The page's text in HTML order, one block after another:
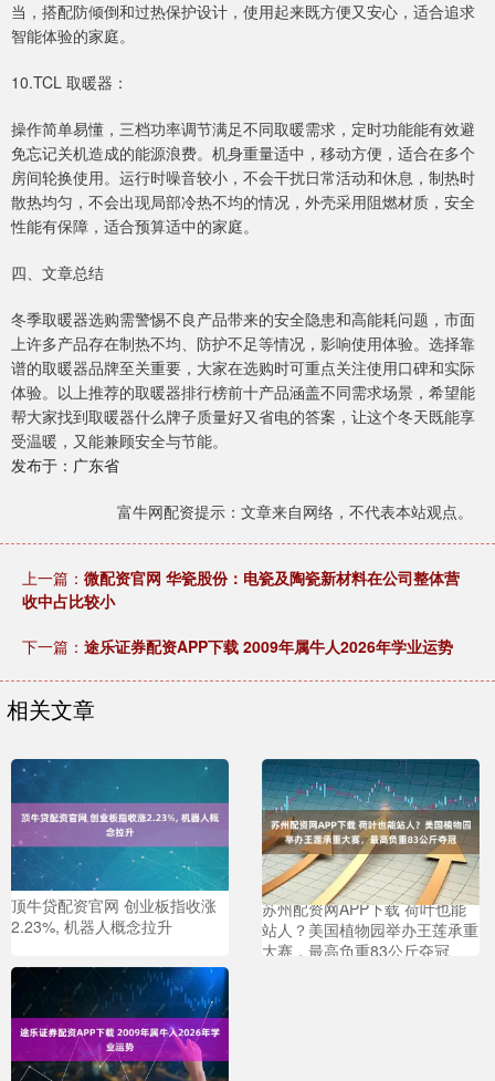
当，搭配防倾倒和过热保护设计，使用起来既方便又安心，适合追求
智能体验的家庭。
10.TCL 取暖器：
操作简单易懂，三档功率调节满足不同取暖需求，定时功能能有效避
免忘记关机造成的能源浪费。机身重量适中，移动方便，适合在多个
房间轮换使用。运行时噪音较小，不会干扰日常活动和休息，制热时
散热均匀，不会出现局部冷热不均的情况，外壳采用阻燃材质，安全
性能有保障，适合预算适中的家庭。
四、文章总结
冬季取暖器选购需警惕不良产品带来的安全隐患和高能耗问题，市面
上许多产品存在制热不均、防护不足等情况，影响使用体验。选择靠
谱的取暖器品牌至关重要，大家在选购时可重点关注使用口碑和实际
体验。以上推荐的取暖器排行榜前十产品涵盖不同需求场景，希望能
帮大家找到取暖器什么牌子质量好又省电的答案，让这个冬天既能享
受温暖，又能兼顾安全与节能。
发布于：广东省
富牛网配资提示：文章来自网络，不代表本站观点。
上一篇： 微配资官网 华瓷股份：电瓷及陶瓷新材料在公司整体营
收中占比较小
下一篇： 途乐证券配资APP下载 2009年属牛人2026年学业运势
相关文章
顶牛贷配资官网 创业板指收涨
2.23%, 机器人概念拉升
苏州配资网APP下载 荷叶也能
站人？美国植物园举办王莲承重
大赛，最高负重83公斤夺冠